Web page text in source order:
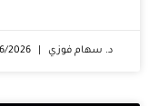
د. سهام فوزي